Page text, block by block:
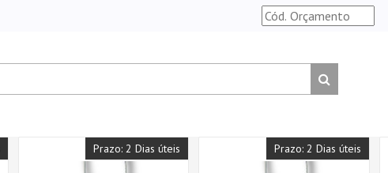
Prazo: 2 Dias úteis Prazo: 2 Dias úteis